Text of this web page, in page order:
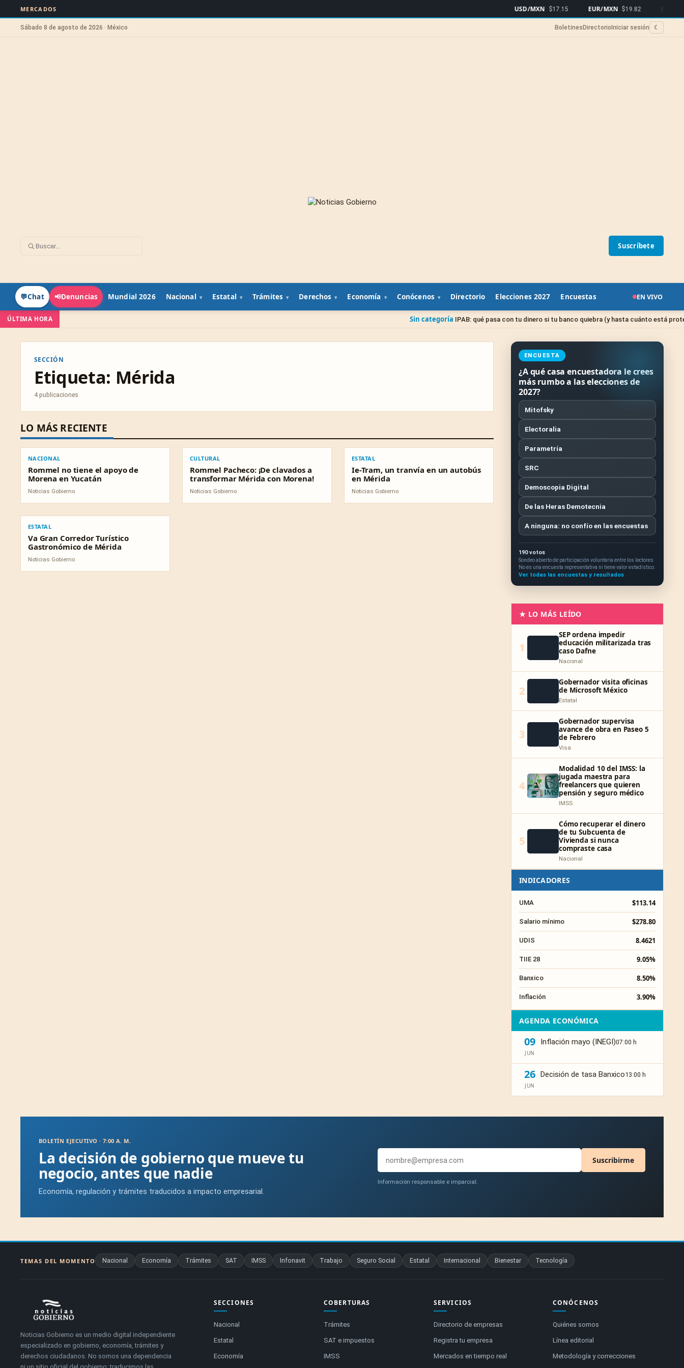
MERCADOS USD/MXN $17.15 EUR/MXN $19.82
Sábado 8 de agosto de 2026 · México Boletines Directorio Iniciar sesión ☾
Suscríbete
💬Chat 📢Denuncias Mundial 2026 Nacional Estatal Trámites Derechos Economía Conócenos Directorio Elecciones 2027 Encuestas EN VIVO
ÚLTIMA HORA Sin categoríaIPAB: qué pasa con tu dinero si tu banco quiebra (y hasta cuánto está protegido)
SECCIÓN
Etiqueta: Mérida
4 publicaciones
LO MÁS RECIENTE
NACIONAL
Rommel no tiene el apoyo de
Morena en Yucatán
Noticias Gobierno
CULTURAL
Rommel Pacheco: ¡De clavados a
transformar Mérida con Morena!
Noticias Gobierno
ESTATAL
Ie-Tram, un tranvía en un autobús
en Mérida
Noticias Gobierno
ESTATAL
Va Gran Corredor Turístico
Gastronómico de Mérida
Noticias Gobierno
ENCUESTA
¿A qué casa encuestadora le crees
más rumbo a las elecciones de
2027?
Mitofsky
Electoralia
Parametría
SRC
Demoscopia Digital
De las Heras Demotecnia
A ninguna: no confío en las encuestas
190 votos
Sondeo abierto de participación voluntaria entre los lectores.
No es una encuesta representativa ni tiene valor estadístico.
Ver todas las encuestas y resultados
★ LO MÁS LEÍDO
1
SEP ordena impedir
educación militarizada tras
caso Dafne
Nacional
2
Gobernador visita oficinas
de Microsoft México
Estatal
3
Gobernador supervisa
avance de obra en Paseo 5
de Febrero
Visa
4
Modalidad 10 del IMSS: la
jugada maestra para
freelancers que quieren
pensión y seguro médico
IMSS
5
Cómo recuperar el dinero
de tu Subcuenta de
Vivienda si nunca
compraste casa
Nacional
INDICADORES
UMA $113.14
Salario mínimo $278.80
UDIS 8.4621
TIIE 28 9.05%
Banxico 8.50%
Inflación 3.90%
AGENDA ECONÓMICA
09
JUN
Inflación mayo (INEGI)07:00 h
26
JUN
Decisión de tasa Banxico13:00 h
BOLETÍN EJECUTIVO · 7:00 A. M.
La decisión de gobierno que mueve tu
negocio, antes que nadie
Economía, regulación y trámites traducidos a impacto empresarial.
Suscribirme
Información responsable e imparcial.
TEMAS DEL MOMENTO Nacional Economía Trámites SAT IMSS Infonavit Trabajo Seguro Social Estatal Internacional Bienestar Tecnología
Noticias Gobierno es un medio digital independiente
especializado en gobierno, economía, trámites y
derechos ciudadanos. No somos una dependencia
SECCIONES
Nacional
Estatal
Economía
COBERTURAS
Trámites
SAT e impuestos
IMSS
SERVICIOS
Directorio de empresas
Registra tu empresa
Mercados en tiempo real
CONÓCENOS
Quiénes somos
Línea editorial
Metodología y correcciones